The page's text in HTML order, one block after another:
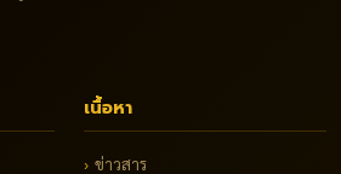
เนื้อหา
› ข่าวสาร